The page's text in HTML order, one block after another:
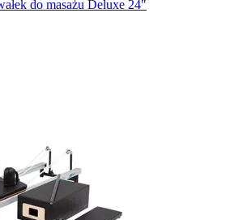
do masażu Deluxe 24"